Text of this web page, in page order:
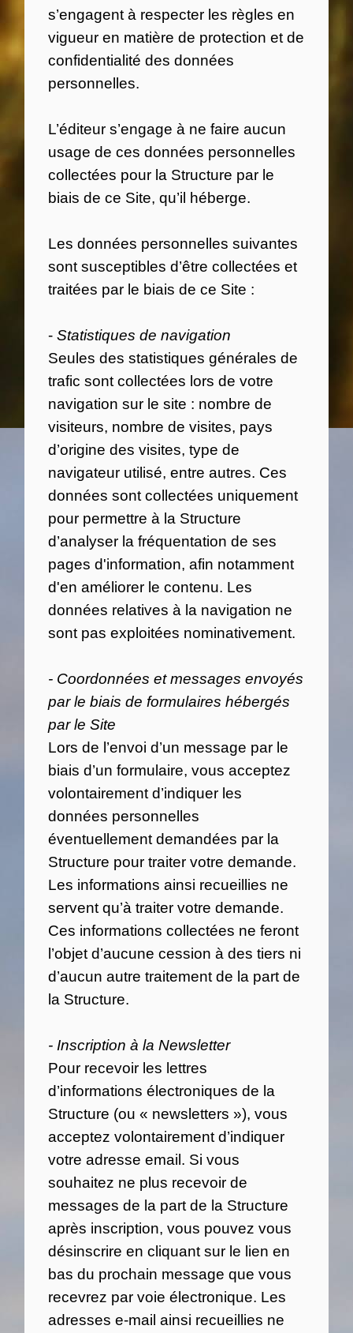
s’engagent à respecter les règles en
vigueur en matière de protection et de
confidentialité des données
personnelles.
L’éditeur s’engage à ne faire aucun
usage de ces données personnelles
collectées pour la Structure par le
biais de ce Site, qu’il héberge.
Les données personnelles suivantes
sont susceptibles d’être collectées et
traitées par le biais de ce Site :
-Statistiques de navigation
Seules des statistiques générales de
trafic sont collectées lors de votre
navigation sur le site : nombre de
visiteurs, nombre de visites, pays
d’origine des visites, type de
navigateur utilisé, entre autres. Ces
données sont collectées uniquement
pour permettre à la Structure
d’analyser la fréquentation de ses
pages d'information, afin notamment
d'en améliorer le contenu. Les
données relatives à la navigation ne
sont pas exploitées nominativement.
- Coordonnées et messages envoyés
par le biais de formulaires hébergés
par le Site
Lors de l’envoi d’un message par le
biais d’un formulaire, vous acceptez
volontairement d’indiquer les
données personnelles
éventuellement demandées par la
Structure pour traiter votre demande.
Les informations ainsi recueillies ne
servent qu’à traiter votre demande.
Ces informations collectées ne feront
l’objet d’aucune cession à des tiers ni
d’aucun autre traitement de la part de
la Structure.
- Inscription à la Newsletter
Pour recevoir les lettres
d’informations électroniques de la
Structure (ou « newsletters »), vous
acceptez volontairement d’indiquer
votre adresse email. Si vous
souhaitez ne plus recevoir de
messages de la part de la Structure
après inscription, vous pouvez vous
désinscrire en cliquant sur le lien en
bas du prochain message que vous
recevrez par voie électronique. Les
adresses e-mail ainsi recueillies ne